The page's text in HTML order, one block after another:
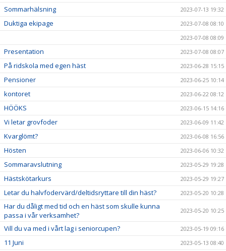
Sommarhälsning 2023-07-13 19:32
Duktiga ekipage
2023-07-08 08:10
2023-07-08 08:09
Presentation 2023-07-08 08:07
På ridskola med egen häst 2023-06-28 15:15
Pensioner 2023-06-25 10:14
kontoret 2023-06-22 08:12
HÖÖKS 2023-06-15 14:16
Vi letar grovfoder 2023-06-09 11:42
Kvarglömt? 2023-06-08 16:56
Hösten 2023-06-06 10:32
Sommaravslutning 2023-05-29 19:28
Hästskötarkurs 2023-05-29 19:27
Letar du halvfodervärd/deltidsryttare till din häst? 2023-05-20 10:28
Har du dåligt med tid och en häst som skulle kunna
passa i vår verksamhet?
2023-05-20 10:25
Vill du va med i vårt lag i seniorcupen? 2023-05-19 09:16
11 Juni 2023-05-13 08:40